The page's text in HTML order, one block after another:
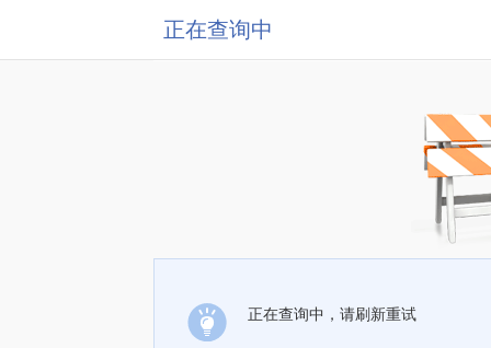
正在查询中
正在查询中，请刷新重试